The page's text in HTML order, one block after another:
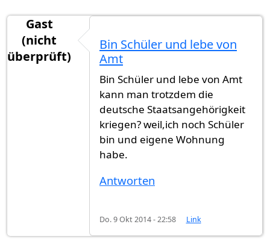
Gast
(nicht
überprüft)
Bin Schüler und lebe von
Amt
Bin Schüler und lebe von Amt
kann man trotzdem die
deutsche Staatsangehörigkeit
kriegen? weil,ich noch Schüler
bin und eigene Wohnung
habe.
Antworten
Do. 9 Okt 2014 - 22:58 Link